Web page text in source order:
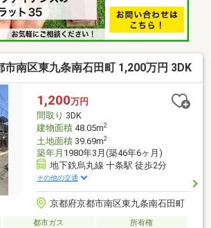
市南区東九条南石田町 1,200万円 3DK
1,200万円
間取り 3DK
建物面積48.05m2
土地面積39.69m2
築年月 1980年3月(築46年6ヶ月)
地下鉄烏丸線 十条駅 徒歩2分
その他の交通
京都府京都市南区東九条南石田町
都市ガス 所有権